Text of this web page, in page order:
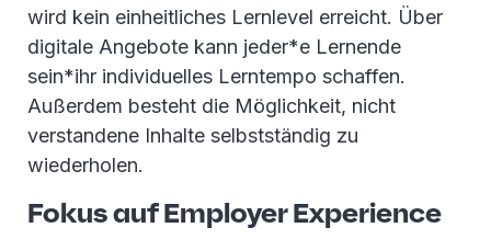
wird kein einheitliches Lernlevel erreicht. Über
digitale Angebote kann jeder*e Lernende
sein*ihr individuelles Lerntempo schaffen.
Außerdem besteht die Möglichkeit, nicht
verstandene Inhalte selbstständig zu
wiederholen.
Fokus auf Employer Experience